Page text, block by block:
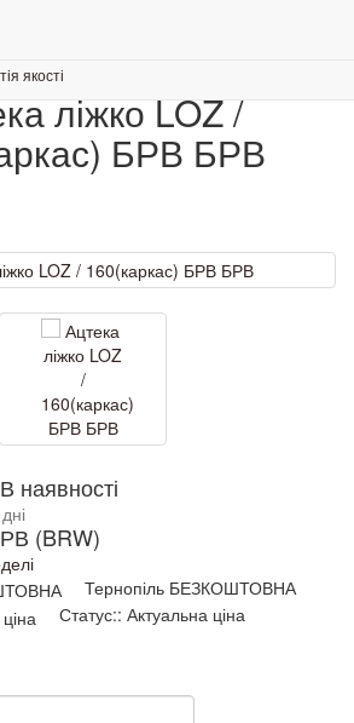
якості
ліжко LOZ /
БРВ БРВ
наявності
(BRW)
Тернопіль БЕЗКОШТОВНА
Статус:: Актуальна ціна